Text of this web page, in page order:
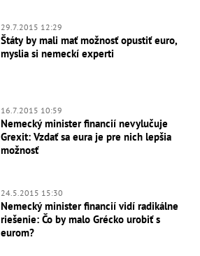
29.7.2015 12:29
Štáty by mali mať možnosť opustiť euro,
myslia si nemeckí experti
16.7.2015 10:59
Nemecký minister financií nevylučuje
Grexit: Vzdať sa eura je pre nich lepšia
možnosť
24.5.2015 15:30
Nemecký minister financií vidí radikálne
riešenie: Čo by malo Grécko urobiť s
eurom?